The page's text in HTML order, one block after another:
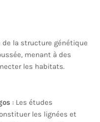
de la structure génétique
menant à des
les habitats.
: Les études
les lignées et